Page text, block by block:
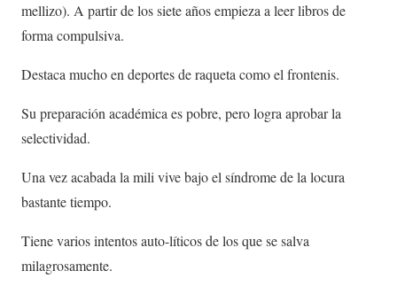
mellizo). A partir de los siete años empieza a leer libros de
forma compulsiva.
Destaca mucho en deportes de raqueta como el frontenis.
Su preparación académica es pobre, pero logra aprobar la
selectividad.
Una vez acabada la mili vive bajo el síndrome de la locura
bastante tiempo.
Tiene varios intentos auto-líticos de los que se salva
milagrosamente.